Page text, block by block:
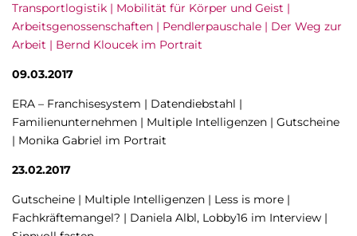
Transportlogistik | Mobilität für Körper und Geist |
Arbeitsgenossenschaften | Pendlerpauschale | Der Weg zur
Arbeit | Bernd Kloucek im Portrait
09.03.2017
ERA – Franchisesystem | Datendiebstahl |
Familienunternehmen | Multiple Intelligenzen | Gutscheine
| Monika Gabriel im Portrait
23.02.2017
Gutscheine | Multiple Intelligenzen | Less is more |
Fachkräftemangel? | Daniela Albl, Lobby16 im Interview |